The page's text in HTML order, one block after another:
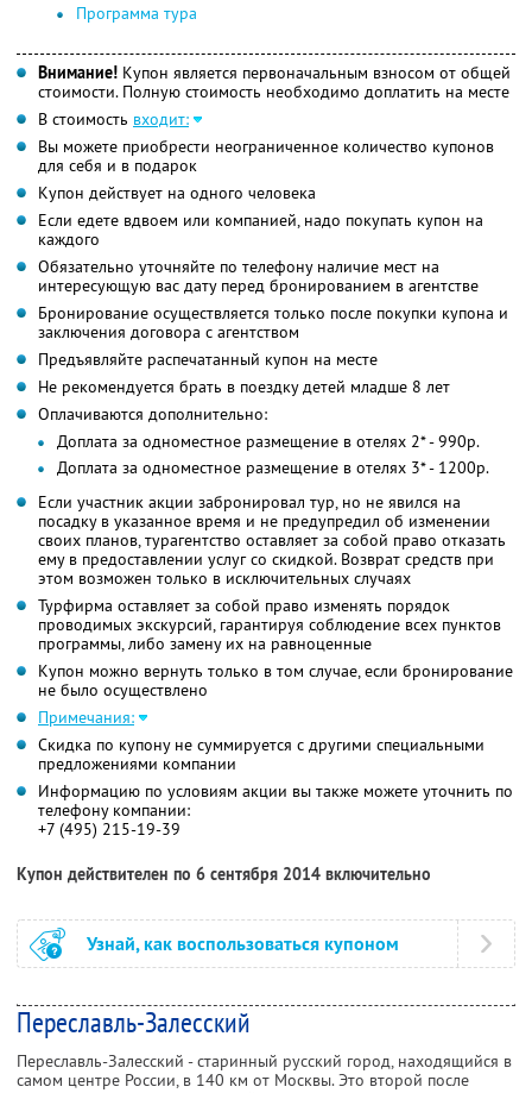
Программа тура
Внимание! Купон является первоначальным взносом от общей
стоимости. Полную стоимость необходимо доплатить на месте
В стоимость входит:
Вы можете приобрести неограниченное количество купонов
для себя и в подарок
Купон действует на одного человека
Если едете вдвоем или компанией, надо покупать купон на
каждого
Обязательно уточняйте по телефону наличие мест на
интересующую вас дату перед бронированием в агентстве
Бронирование осуществляется только после покупки купона и
заключения договора с агентством
Предъявляйте распечатанный купон на месте
Не рекомендуется брать в поездку детей младше 8 лет
Оплачиваются дополнительно:
Доплата за одноместное размещение в отелях 2* - 990р.
Доплата за одноместное размещение в отелях 3* - 1200р.
Если участник акции забронировал тур, но не явился на
посадку в указанное время и не предупредил об изменении
своих планов, турагентство оставляет за собой право отказать
ему в предоставлении услуг со скидкой. Возврат средств при
этом возможен только в исключительных случаях
Турфирма оставляет за собой право изменять порядок
проводимых экскурсий, гарантируя соблюдение всех пунктов
программы, либо замену их на равноценные
Купон можно вернуть только в том случае, если бронирование
не было осуществлено
Примечания:
Скидка по купону не суммируется с другими специальными
предложениями компании
Информацию по условиям акции вы также можете уточнить по
телефону компании:
+7 (495) 215-19-39
Купон действителен по 6 сентября 2014 включительно
Узнай, как воспользоваться купоном
Переславль-Залесский
Переславль-Залесский - старинный русский город, находящийся в
самом центре России, в 140 км от Москвы. Это второй после